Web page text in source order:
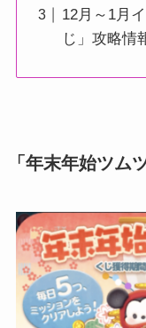
12月～1月
じ」攻略情
「年末年始ツム